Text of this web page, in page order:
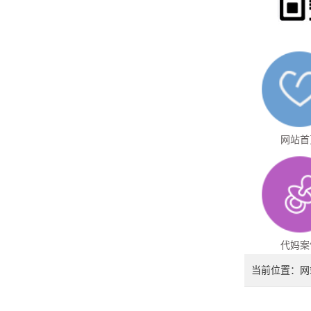
网站
代妈
当前位置：